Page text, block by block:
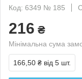
Код: 6349 № 185
216 ₴
Мінімальна сума
166,50 ₴ від 5 шт.